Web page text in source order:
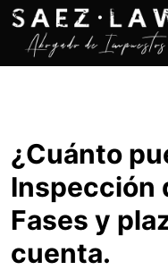
¿Cuánto
Inspección
Fases y
cuenta.